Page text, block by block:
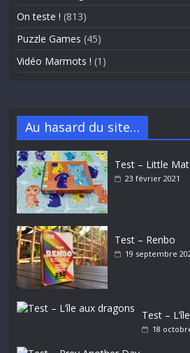
On teste ! (813)
Puzzle Games (45)
Vidéo Marmots ! (1)
Au hasard du site…
Test – Little
23 février 2021
Test – Renbo
19 septembre
Test –
18